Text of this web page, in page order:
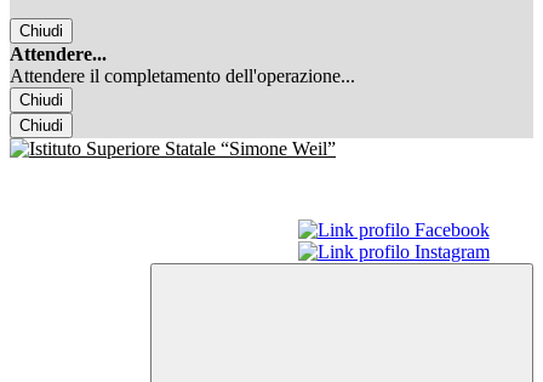
Chiudi
Attendere...
Attendere il completamento dell'operazione...
Chiudi
Chiudi